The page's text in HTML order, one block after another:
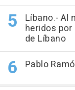
Líbano.- Al
heridos
de Líbano
Pablo